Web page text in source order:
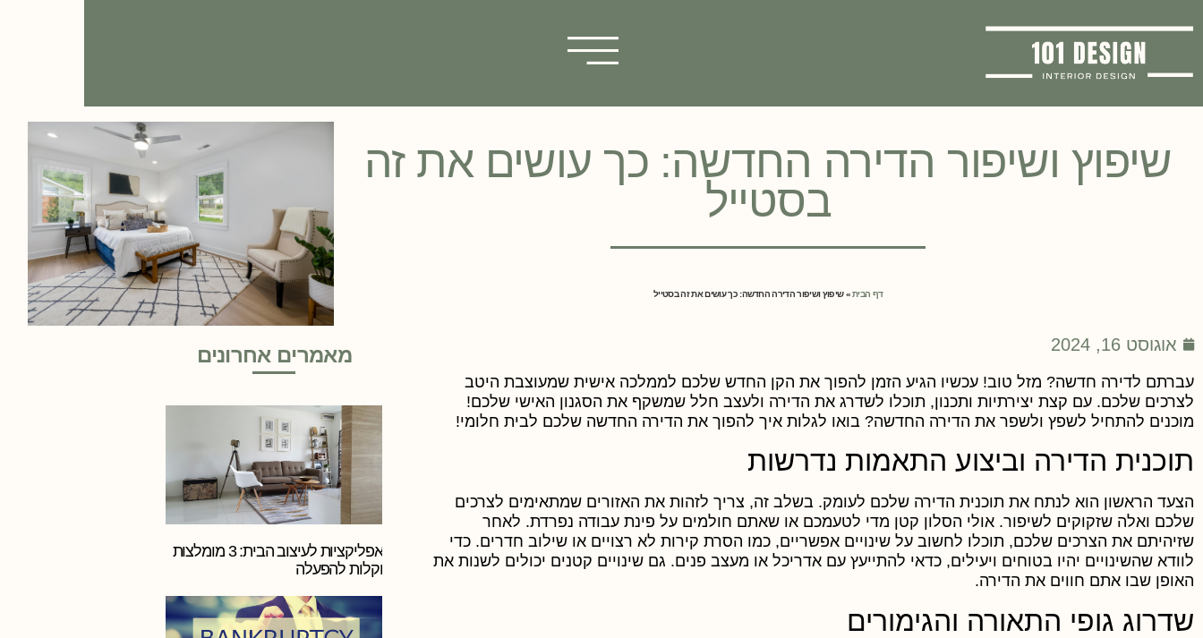
שיפוץ ושיפור הדירה החדשה: כך עושים את זה
בסטייל
דף הבית»שיפוץ ושיפור הדירה החדשה: כך עושים את זה בסטייל
אוגוסט 16, 2024
עברתם לדירה חדשה? מזל טוב! עכשיו הגיע הזמן להפוך את הקן החדש שלכם לממלכה אישית שמעוצבת היטב
לצרכים שלכם. עם קצת יצירתיות ותכנון, תוכלו לשדרג את הדירה ולעצב חלל שמשקף את הסגנון האישי שלכם!
מוכנים להתחיל לשפץ ולשפר את הדירה החדשה? בואו לגלות איך להפוך את הדירה החדשה שלכם לבית חלומי!
תוכנית הדירה וביצוע התאמות נדרשות
הצעד הראשון הוא לנתח את תוכנית הדירה שלכם לעומק. בשלב זה, צריך לזהות את האזורים שמתאימים לצרכים
שלכם ואלה שזקוקים לשיפור. אולי הסלון קטן מדי לטעמכם או שאתם חולמים על פינת עבודה נפרדת. לאחר
שזיהיתם את הצרכים שלכם, תוכלו לחשוב על שינויים אפשריים, כמו הסרת קירות לא רצויים או שילוב חדרים. כדי
לוודא שהשינויים יהיו בטוחים ויעילים, כדאי להתייעץ עם אדריכל או מעצב פנים. גם שינויים קטנים יכולים לשנות את
האופן שבו אתם חווים את הדירה.
שדרוג גופי התאורה והגימורים
מאמרים אחרונים
אפליקציות לעיצוב הבית: 3 מומלצות
וקלות להפעלה